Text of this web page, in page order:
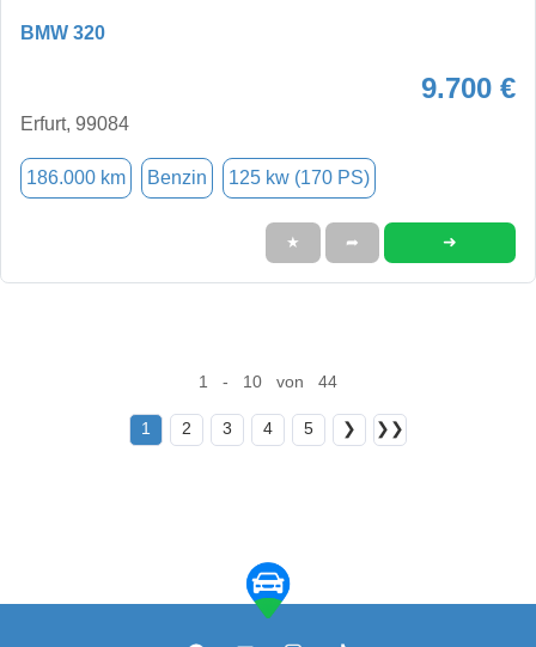
BMW 320
9.700 €
Erfurt, 99084
186.000 km Benzin 125 kw (170 PS)
★ ➦ ➜
1 - 10 von 44
1 2 3 4 5 ❯ ❯❯